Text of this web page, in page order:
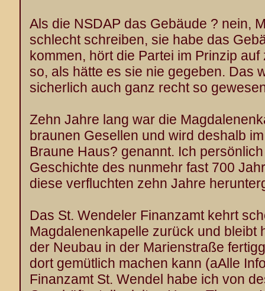
Als die NSDAP das Gebäude ? nein,
schlecht schreiben, sie habe das
kommen, hört die Partei im Prinzip
so, als hätte es sie nie gegeben. Das
sicherlich auch ganz recht so
Zehn Jahre lang war die
braunen Gesellen und wird deshalb
Braune Haus? genannt. Ich
Geschichte des nunmehr fast 700
diese verfluchten zehn Jahre
Das St. Wendeler Finanzamt kehrt
Magdalenenkapelle zurück und bleibt
der Neubau in der Marienstraße
dort gemütlich machen kann (aAlle
Finanzamt St. Wendel habe ich von